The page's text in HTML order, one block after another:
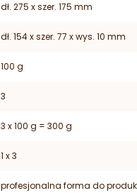
dł. 275 x szer. 175 mm
dł. 154 x szer. 77 x wys. 10 mm
100 g
3
3 x 100 g = 300 g
1 x 3
profesjonalna forma do